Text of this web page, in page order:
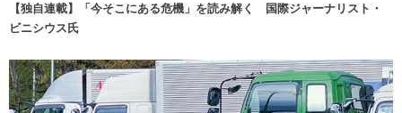
【独自連載】「今そこにある危機」を読み解く 国際ジャーナリスト・
ビニシウス氏